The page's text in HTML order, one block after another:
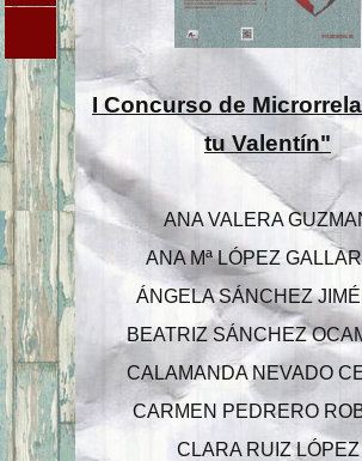
I Concurso de
tu Valentín"
ANA VALERA
ANA Mª LÓPEZ
ÁNGELA SÁNCHEZ
BEATRIZ SÁNCHEZ
CALAMANDA NEVADO
CARMEN PEDRERO
CLARA RUIZ LÓPEZ